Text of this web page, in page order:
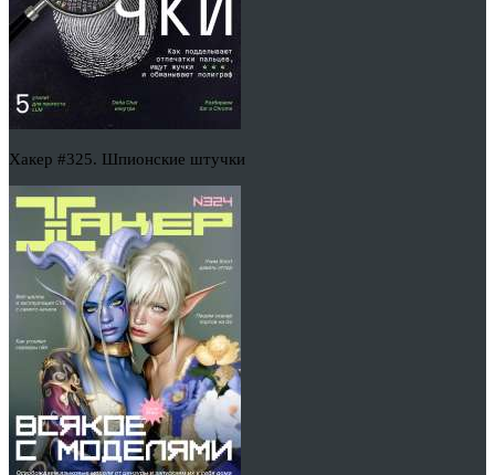
Хакер #325. Шпионские штучки